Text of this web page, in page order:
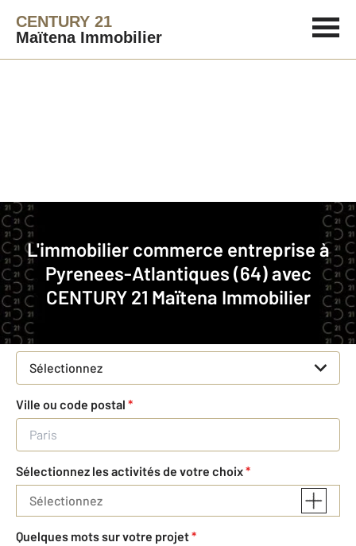
CENTURY 21
Maïtena Immobilier
L'immobilier commerce entreprise à
Pyrenees-Atlantiques (64) avec
CENTURY 21 Maïtena Immobilier
Agence immobilière
Faites estimer votre affaire
Concernant votre bien
Vente ou location
Sélectionnez
Ville ou code postal *
Sélectionnez les activités de votre choix*
Sélectionnez
Quelques mots sur votre projet*